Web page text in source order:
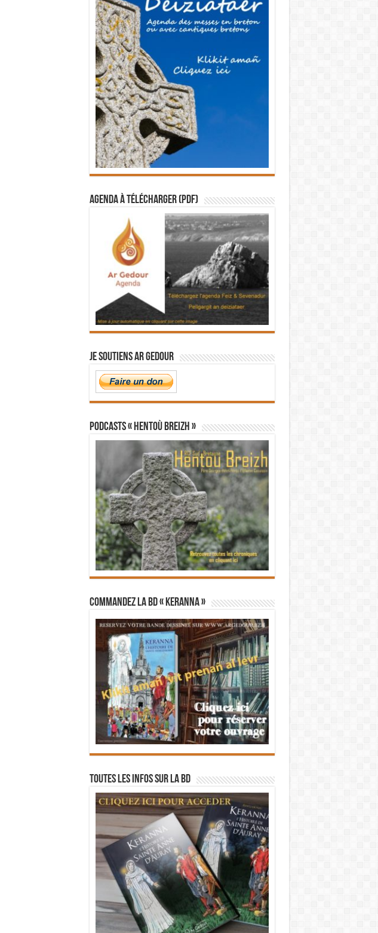
Agenda à télécharger (PDF)
Je soutiens Ar Gedour
PODCASTS « Hentoù Breizh »
Commandez la BD « Keranna »
Toutes les infos sur la BD